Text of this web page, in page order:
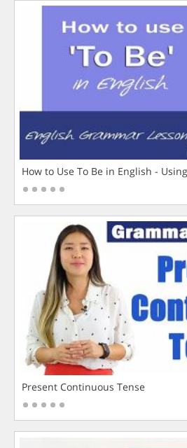
How to Use To Be in English -
Present Continuous Tense